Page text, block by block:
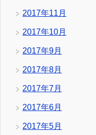
2017年11月
2017年10月
2017年9月
2017年8月
2017年7月
2017年6月
2017年5月